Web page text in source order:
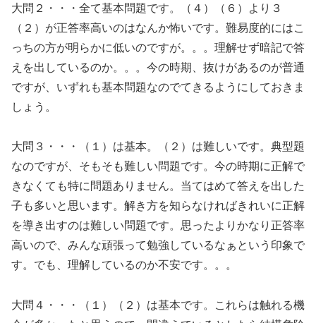
大問２・・・全て基本問題です。（４）（６）より３
（２）が正答率高いのはなんか怖いです。難易度的にはこ
っちの方が明らかに低いのですが。。。理解せず暗記で答
えを出しているのか。。。今の時期、抜けがあるのが普通
ですが、いずれも基本問題なのでてきるようにしておきま
しょう。
大問３・・・（１）は基本。（２）は難しいです。典型題
なのですが、そもそも難しい問題です。今の時期に正解で
きなくても特に問題ありません。当てはめて答えを出した
子も多いと思います。解き方を知らなければきれいに正解
を導き出すのは難しい問題です。思ったよりかなり正答率
高いので、みんな頑張って勉強しているなぁという印象で
す。でも、理解しているのか不安です。。。
大問４・・・（１）（２）は基本です。これらは触れる機